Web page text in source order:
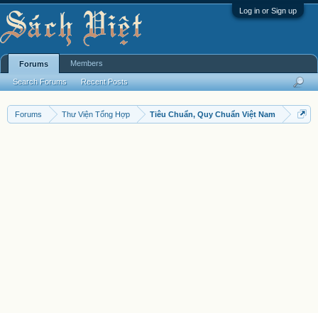
Log in or Sign up
Forums Thư Viện Tổng Hợp Tiêu Chuẩn, Quy Chuẩn Việt Nam
Forums
Search Forums Recent Posts
Members